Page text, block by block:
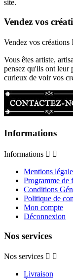
site.
Vendez vos
Vendez vos créations
Vous êtes artiste,
pensez qu'ils ont leur
curieux de voir vos
Informations
Informations  
Mentions
Programme de
Conditions
Politique de
Mon compte
Déconnexion
Nos services
Nos services  
Livraison